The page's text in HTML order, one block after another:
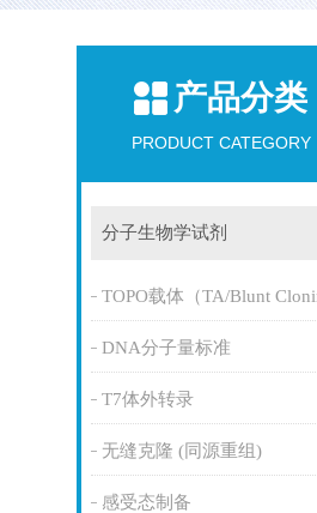
产品分类
PRODUCT CATEGORY
分子生物学试剂
DNA分子量标准
T7体外转录
无缝克隆 (同源重组)
感受态制备